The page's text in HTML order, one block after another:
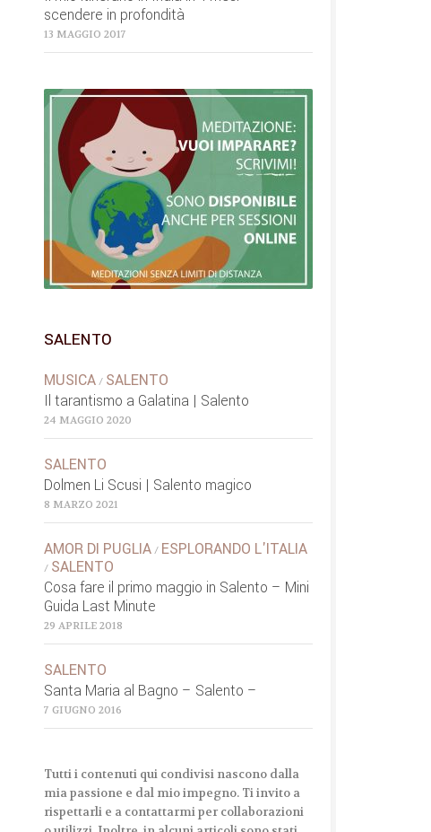
scendere in profondità
13 MAGGIO 2017
SALENTO
MUSICA / SALENTO
Il tarantismo a Galatina | Salento
24 MAGGIO 2020
SALENTO
Dolmen Li Scusi | Salento magico
8 MARZO 2021
AMOR DI PUGLIA / ESPLORANDO L'ITALIA
/ SALENTO
Cosa fare il primo maggio in Salento – Mini
Guida Last Minute
29 APRILE 2018
SALENTO
Santa Maria al Bagno – Salento –
7 GIUGNO 2016
Tutti i contenuti qui condivisi nascono dalla
mia passione e dal mio impegno. Ti invito a
rispettarli e a contattarmi per collaborazioni